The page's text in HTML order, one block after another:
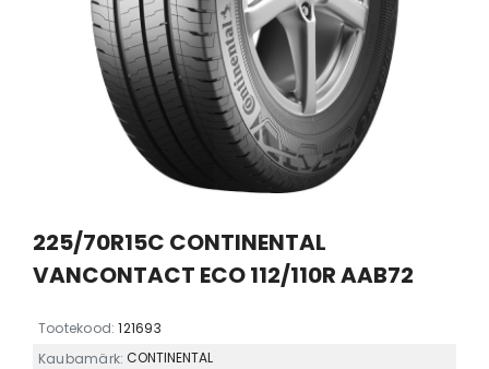
225/70R15C CONTINENTAL
VANCONTACT ECO 112/110R AAB72
Tootekood: 121693
Kaubamärk: CONTINENTAL